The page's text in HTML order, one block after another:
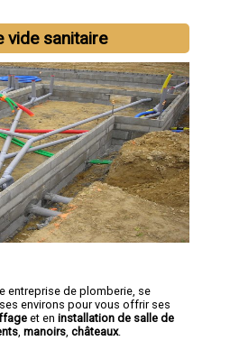
vide sanitaire
entreprise de plomberie , se
environs pour vous offrir ses
et en installation de salle de
manoirs châteaux.